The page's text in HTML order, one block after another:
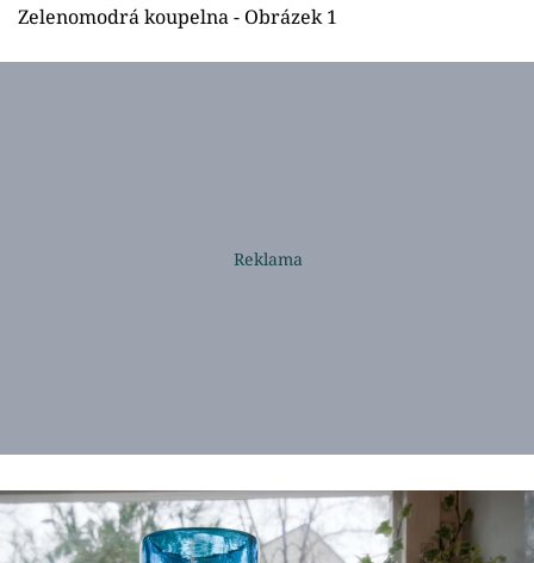
Zelenomodrá koupelna - Obrázek 1